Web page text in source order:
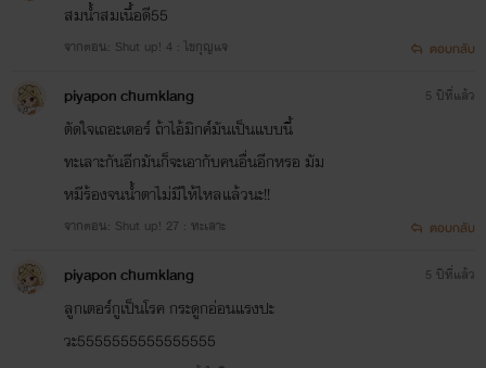
สมน้ำสมเนื้อดี55
จากตอน: Shut up! 4 : ไขกุญแจ ตอบกลับ
piyapon chumklang
ตัดใจเถอะเตอร์ ถ้าไอ้มิกค์มันเป็นแบบนี้
ทะเลาะกันอีกมันก็จะเอากับคนอื่นอีกหรอ มัม
หมีร้องจนน้ำตาไม่มีให้ไหลแล้วนะ!!
จากตอน: Shut up! 27 : ทะเลาะ
5 ปีที่แล้ว
ตอบกลับ
piyapon chumklang
ลูกเตอร์กูเป็นโรค กระดูกอ่อนแรงปะ
วะ5555555555555555
5 ปีที่แล้ว